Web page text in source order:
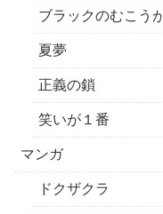
ブラックのむこう
夏夢
正義の鎖
笑いが１番
マンガ
ドクザクラ